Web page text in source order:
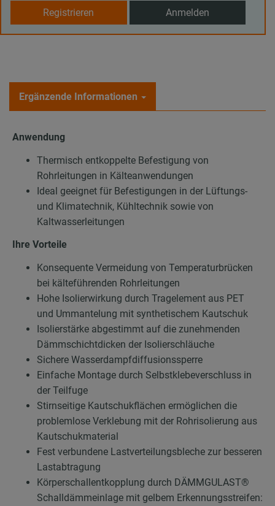
Registrieren Anmelden
Ergänzende Informationen
Anwendung
Thermisch entkoppelte Befestigung von
Rohrleitungen in Kälteanwendungen
Ideal geeignet für Befestigungen in der Lüftungs-
und Klimatechnik, Kühltechnik sowie von
Kaltwasserleitungen
Ihre Vorteile
Konsequente Vermeidung von Temperaturbrücken
bei kälteführenden Rohrleitungen
Hohe Isolierwirkung durch Tragelement aus PET
und Ummantelung mit synthetischem Kautschuk
Isolierstärke abgestimmt auf die zunehmenden
Dämmschichtdicken der Isolierschläuche
Sichere Wasserdampfdiffusionssperre
Einfache Montage durch Selbstklebeverschluss in
der Teilfuge
Stirnseitige Kautschukflächen ermöglichen die
problemlose Verklebung mit der Rohrisolierung aus
Kautschukmaterial
Fest verbundene Lastverteilungsbleche zur besseren
Lastabtragung
Körperschallentkopplung durch DÄMMGULAST®
Schalldämmeinlage mit gelbem Erkennungsstreifen: